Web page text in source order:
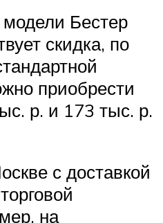
Бестер
скидка, по
приобрести
р. и 173 тыс. р.
с доставкой
на